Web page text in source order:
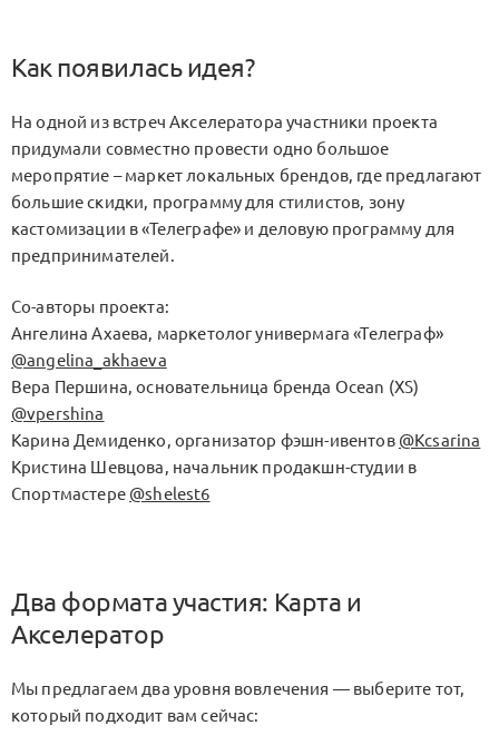
Как появилась идея?
На одной из встреч Акселератора участники проекта
придумали совместно провести одно большое
меропрятие – маркет локальных брендов, где предлагают
большие скидки, программу для стилистов, зону
кастомизации в «Телеграфе» и деловую программу для
предпринимателей.
Со-авторы проекта:
Ангелина Ахаева, маркетолог универмага «Телеграф»
@angelina_akhaeva
Вера Першина, основательница бренда Ocean (XS)
@vpershina
Карина Демиденко, организатор фэшн-ивентов @Kcsarina
Кристина Шевцова, начальник продакшн-студии в
Спортмастере @shelest6
Два формата участия: Карта и
Акселератор
Мы предлагаем два уровня вовлечения — выберите тот,
который подходит вам сейчас: